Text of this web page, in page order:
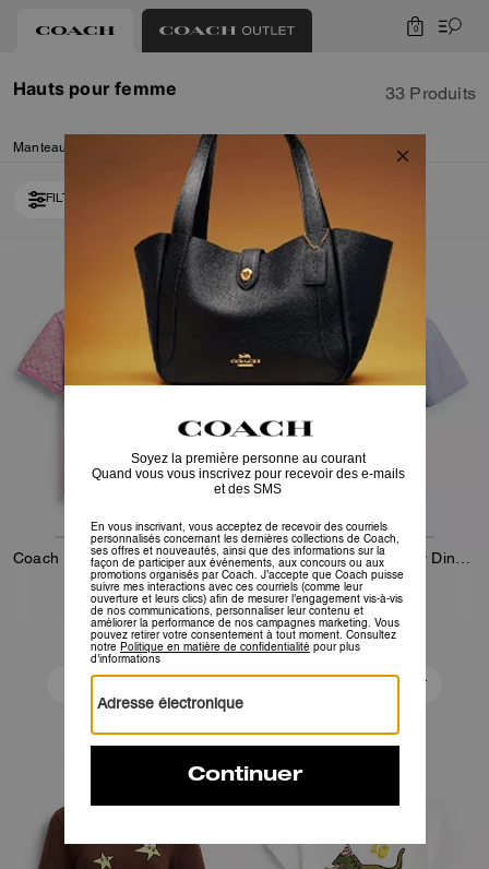
0
Hauts pour femme 33 Produits
Manteaux et vestes Pulls et sweats à capucheRobes
FILTRER / TRIER
Loaded 10 more products, showing 30 items.
Almost Gone
Coach | T-shirt Ringer Signature Brain Dead
48 € 95 € 98 € 195 €
Ajouter Au Panier